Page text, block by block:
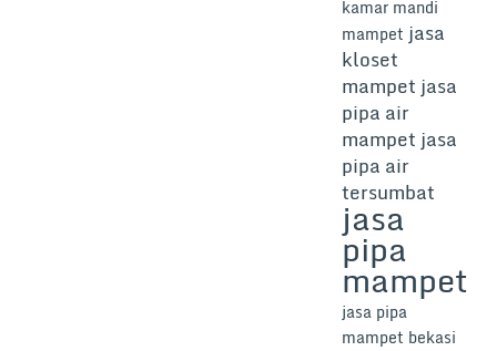
kamar mandi
mampet jasa
kloset
mampet jasa
pipa air
mampet jasa
pipa air
tersumbat
jasa
pipa
mampet
jasa pipa
mampet bekasi